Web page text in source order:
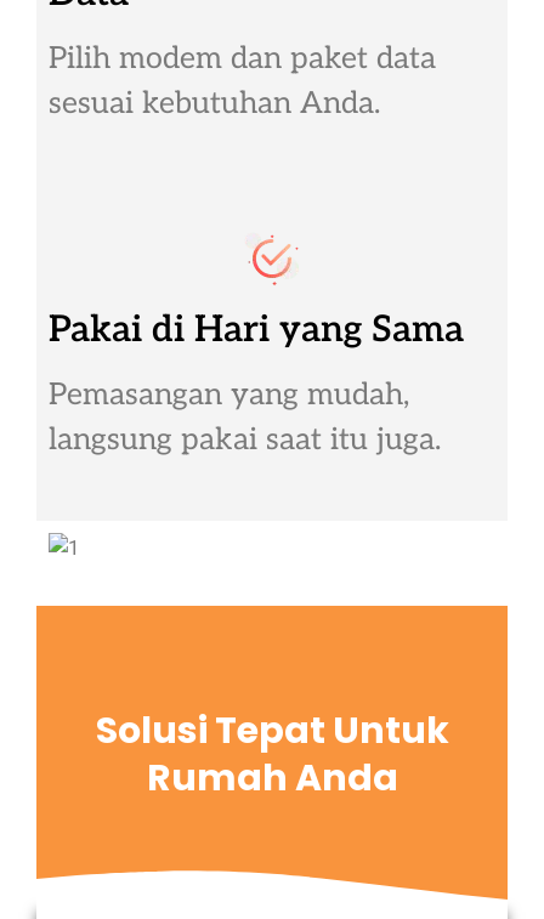
Pilih modem dan paket data
sesuai kebutuhan Anda.
Pakai di Hari yang Sama
Pemasangan yang mudah,
langsung pakai saat itu juga.
Solusi Tepat Untuk
Rumah Anda